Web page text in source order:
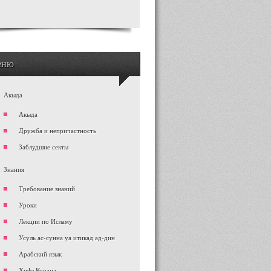
Акыда
Акыда
Дружба и непричастность
Заблудшие секты
Знания
Требование знаний
Уроки
Лекции по Исламу
Усуль ас-сунна уа итикад ад-дин
Арабский язык